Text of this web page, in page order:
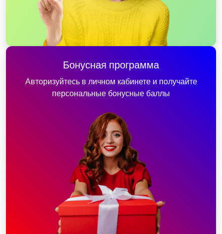
Бонусная программа
Авторизуйтесь в личном кабинете и получайте
персональные бонусные баллы